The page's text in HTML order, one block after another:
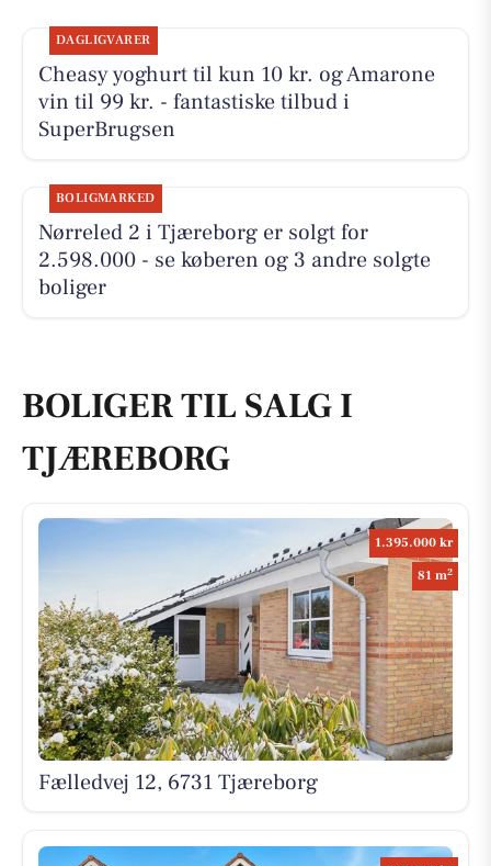
DAGLIGVARER
Cheasy yoghurt til kun 10 kr. og Amarone
vin til 99 kr. - fantastiske tilbud i
SuperBrugsen
BOLIGMARKED
Nørreled 2 i Tjæreborg er solgt for
2.598.000 - se køberen og 3 andre solgte
boliger
BOLIGER TIL SALG I
TJÆREBORG
1.395.000 kr
81 m2
Fælledvej 12, 6731 Tjæreborg